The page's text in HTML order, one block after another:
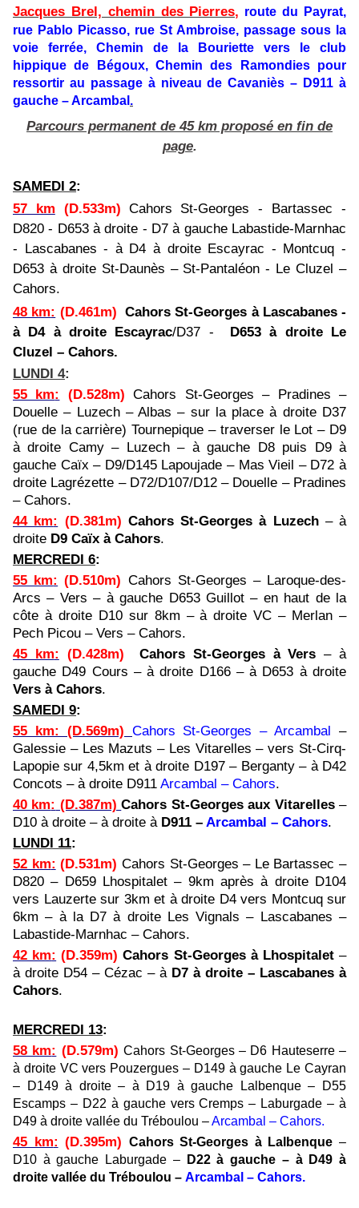
Jacques Brel, chemin des Pierres, route du Payrat,
rue Pablo Picasso, rue St Ambroise, passage sous la
voie ferrée, Chemin de la Bouriette vers le club
hippique de Bégoux, Chemin des Ramondiespour
ressortir au passage à niveau de Cavaniès – D911 à
gauche – Arcambal .
Parcours permanent de 45 km proposé en fin de
page.
SAMEDI 2:
57 km (D.533m) Cahors St-Georges - Bartassec -
D820 - D653 à droite - D7 à gauche Labastide-Marnhac
- Lascabanes - à D4 à droite Escayrac - Montcuq -
D653 à droite St-Daunès – St-Pantaléon - Le Cluzel –
Cahors.
48 km: (D.461m) Cahors St-Georges à Lascabanes -
à D4 à droite Escayrac/D37 - D653 à droite Le
Cluzel – Cahors.
LUNDI 4:
55 km: (D.528m)Cahors St-Georges – Pradines –
Douelle – Luzech – Albas – sur la place à droite D37
(rue de la carrière) Tournepique – traverser le Lot – D9
à droite Camy – Luzech – à gauche D8 puis D9 à
gauche Caïx – D9/D145 Lapoujade – Mas Vieil – D72 à
droite Lagrézette – D72/D107/D12 – Douelle – Pradines
– Cahors.
44 km: (D.381m) Cahors St-Georges à Luzech – à
droite D9 Caïx à Cahors.
MERCREDI 6:
55 km: (D.510m) Cahors St-Georges – Laroque-des-
Arcs – Vers – à gauche D653 Guillot – en haut de la
côte à droite D10 sur 8km – à droite VC – Merlan –
Pech Picou – Vers – Cahors.
45 km: (D.428m)Cahors St-Georges à Vers – à
gauche D49 Cours – à droite D166 – à D653 à droite
Vers à Cahors.
SAMEDI 9:
55 km: (D.569m) Cahors St-Georges – Arcambal –
Galessie – Les Mazuts – Les Vitarelles – vers St-Cirq-
Lapopie sur 4,5km et à droite D197 – Berganty – à D42
Concots – à droite D911 Arcambal – Cahors.
40 km: (D.387m)Cahors St-Georges aux Vitarelles–
D10 à droite – à droite à D911 – Arcambal – Cahors.
LUNDI 11:
52 km: (D.531m) Cahors St-Georges – Le Bartassec –
D820 – D659 Lhospitalet – 9km après à droite D104
vers Lauzerte sur 3km et à droite D4 vers Montcuq sur
6km – à la D7 à droite Les Vignals – Lascabanes –
Labastide-Marnhac – Cahors.
42 km: (D.359m)Cahors St-Georges à Lhospitalet–
à droite D54 – Cézac – à D7 à droite – Lascabanes à
Cahors.
MERCREDI 13:
58 km: (D.579m)Cahors St-Georges – D6 Hauteserre –
à droite VC vers Pouzergues – D149 à gauche Le Cayran
– D149 à droite – à D19 à gauche Lalbenque – D55
Escamps – D22 à gauche vers Cremps – Laburgade – à
D49 à droite vallée du Tréboulou –Arcambal – Cahors.
45 km: (D.395m) Cahors St-Georges à Lalbenque–
D10 à gauche Laburgade –
D22 à gauche – à D49 à
droite vallée du Tréboulou – Arcambal – Cahors.